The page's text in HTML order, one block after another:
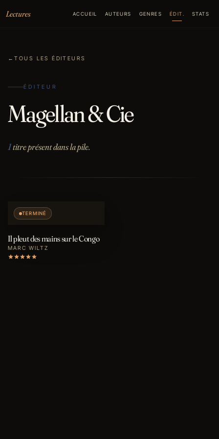
Lectures
ACCUEIL AUTEURS GENRES ÉDIT. STATS
←TOUS LES ÉDITEURS
ÉDITEUR
Magellan & Cie
1titre présent dans la pile.
TERMINÉ
Il pleut des mains sur le Congo
MARC WILTZ